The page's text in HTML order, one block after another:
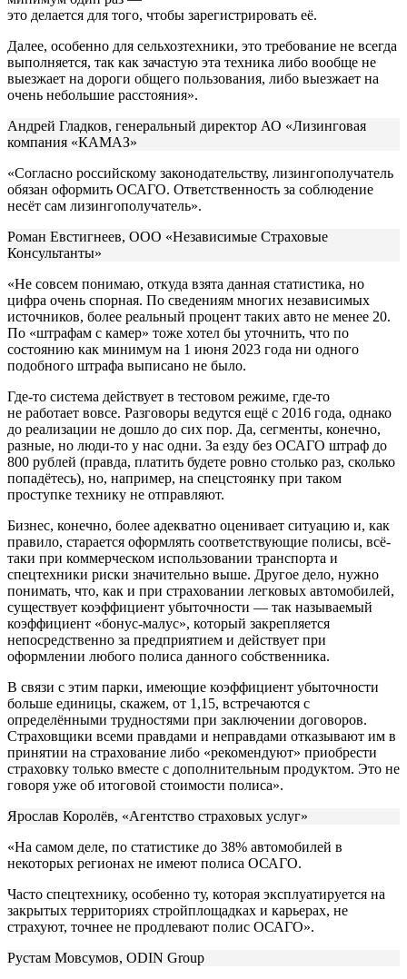
это делается для того, чтобы зарегистрировать её.
Далее, особенно для сельхозтехники, это требование не всегда
выполняется, так как зачастую эта техника либо вообще не
выезжает на дороги общего пользования, либо выезжает на
очень небольшие расстояния».
Андрей Гладков, генеральный директор АО «Лизинговая
компания «КАМАЗ»
«Согласно российскому законодательству, лизингополучатель
обязан оформить ОСАГО. Ответственность за соблюдение
несёт сам лизингополучатель».
Роман Евстигнеев, ООО «Независимые Страховые
Консультанты»
«Не совсем понимаю, откуда взята данная статистика, но
цифра очень спорная. По сведениям многих независимых
источников, более реальный процент таких авто не менее 20.
По «штрафам с камер» тоже хотел бы уточнить, что по
состоянию как минимум на 1 июня 2023 года ни одного
подобного штрафа выписано не было.
Где-то система действует в тестовом режиме, где-то
не работает вовсе. Разговоры ведутся ещё с 2016 года, однако
до реализации не дошло до сих пор. Да, сегменты, конечно,
разные, но люди-то у нас одни. За езду без ОСАГО штраф до
800 рублей (правда, платить будете ровно столько раз, сколько
попадётесь), но, например, на спецстоянку при таком
проступке технику не отправляют.
Бизнес, конечно, более адекватно оценивает ситуацию и, как
правило, старается оформлять соответствующие полисы, всё-
таки при коммерческом использовании транспорта и
спецтехники риски значительно выше. Другое дело, нужно
понимать, что, как и при страховании легковых автомобилей,
существует коэффициент убыточности — так называемый
коэффициент «бонус-малус», который закрепляется
непосредственно за предприятием и действует при
оформлении любого полиса данного собственника.
В связи с этим парки, имеющие коэффициент убыточности
больше единицы, скажем, от 1,15, встречаются с
определёнными трудностями при заключении договоров.
Страховщики всеми правдами и неправдами отказывают им в
принятии на страхование либо «рекомендуют» приобрести
страховку только вместе с дополнительным продуктом. Это не
говоря уже об итоговой стоимости полиса».
Ярослав Королёв, «Агентство страховых услуг»
«На самом деле, по статистике до 38% автомобилей в
некоторых регионах не имеют полиса ОСАГО.
Часто спецтехнику, особенно ту, которая эксплуатируется на
закрытых территориях стройплощадках и карьерах, не
страхуют, точнее не продлевают полис ОСАГО».
Рустам Мовсумов, ODIN Group